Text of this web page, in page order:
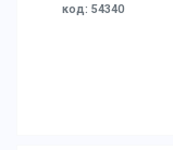
код: 54340